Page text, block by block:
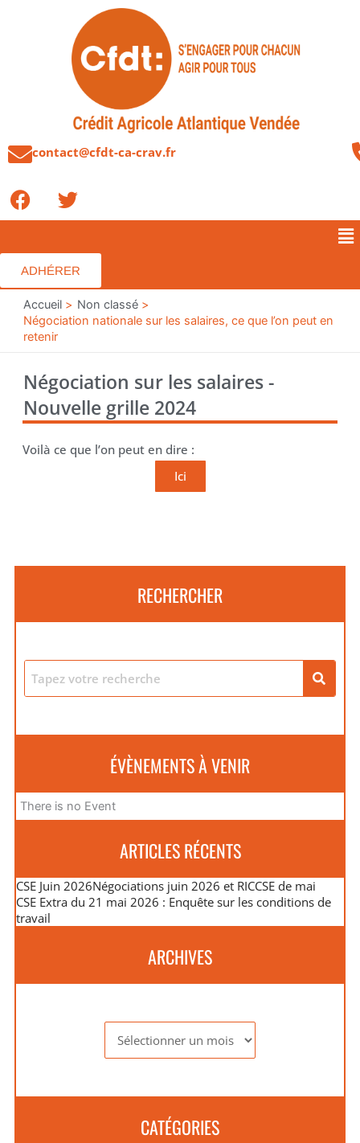
contact@cfdt-ca-crav.fr
F
a
e
b
o
o
k
T
w
t
t
e
r
ADHÉRER
Accueil
Non classé
Négociation nationale sur les salaires, ce que l’on peut en
retenir
Négociation sur les salaires -
Nouvelle grille 2024
Voilà ce que l’on peut en dire :
Ici
RECHERCHER
ÉVÈNEMENTS À VENIR
There is no Event
ARTICLES RÉCENTS
CSE Juin 2026Négociations juin 2026 et RICCSE de mai
CSE Extra du 21 mai 2026 : Enquête sur les conditions de
travail
ARCHIVES
CATÉGORIES